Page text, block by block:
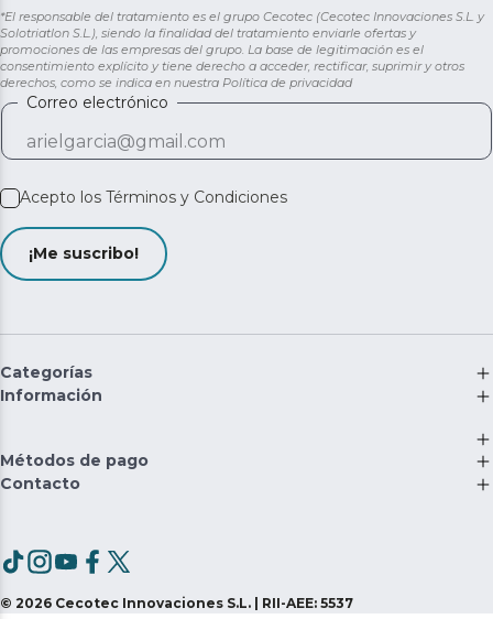
*El responsable del tratamiento es el grupo Cecotec (Cecotec Innovaciones S.L. y
Solotriatlon S.L.), siendo la finalidad del tratamiento enviarle ofertas y
promociones de las empresas del grupo. La base de legitimación es el
consentimiento explícito y tiene derecho a acceder, rectificar, suprimir y otros
derechos, como se indica en nuestra Política de privacidad
Correo electrónico
Acepto los Términos y Condiciones
¡Me suscribo!
Categorías
Información
Métodos de pago
Contacto
© 2026 Cecotec Innovaciones S.L. | RII-AEE: 5537